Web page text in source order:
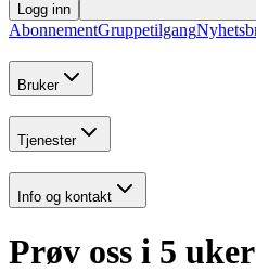
Logg inn
AbonnementGruppetilgang
Bruker
Tjenester
Info og kontakt
Prøv oss i 5